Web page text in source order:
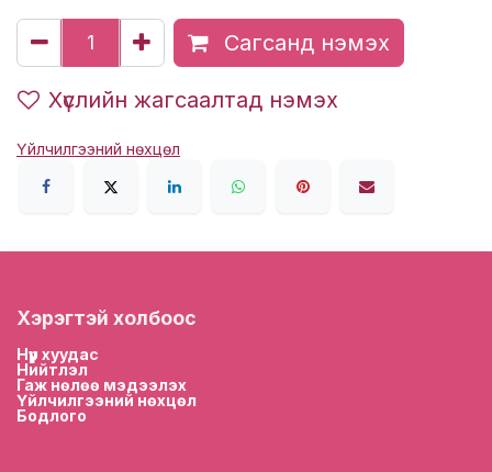
Сагсанд нэмэх
Хүслийн жагсаалтад нэмэх
Үйлчилгээний нөхцөл
Хэрэгтэй холбоос
Нүүр хуудас
Нийтлэл
Гаж нөлөө мэдээлэх
Үйлчилгээний нөхцөл
Бодлого